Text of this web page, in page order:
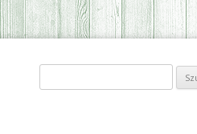
Szukaj: